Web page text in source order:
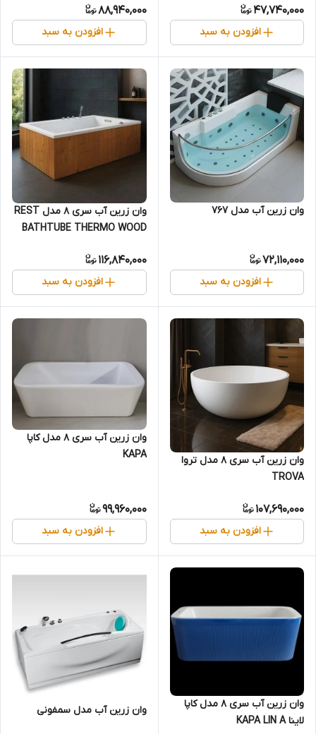
47,740,000
افزودن به سبد
88,940,000
افزودن به سبد
وان زرین آب مدل 767
72,110,000
افزودن به سبد
وان زرین آب سری 8 مدل REST
BATHTUBE THERMO WOOD
116,840,000
افزودن به سبد
وان زرین آب سری 8 مدل تروا
TROVA
107,690,000
افزودن به سبد
وان زرین آب سری 8 مدل کاپا
KAPA
99,960,000
افزودن به سبد
وان زرین آب سری 8 مدل کاپا
لاینا KAPA LIN A
وان زرین آب مدل سمفونی